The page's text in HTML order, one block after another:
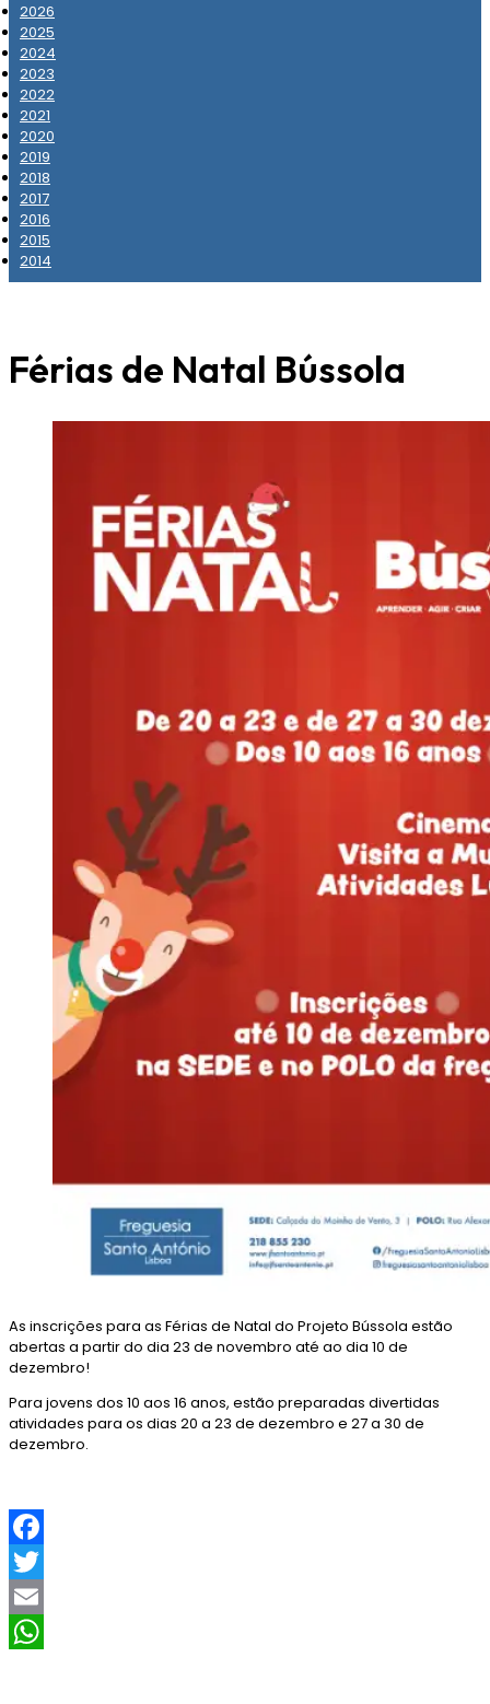
2026
2025
2024
2023
2022
2021
2020
2019
2018
2017
2016
2015
2014
Férias de Natal Bússola
As inscrições para as Férias de Natal do Projeto Bússola estão
abertas a partir do dia 23 de novembro até ao dia 10 de
dezembro!
Para jovens dos 10 aos 16 anos, estão preparadas divertidas
atividades para os dias 20 a 23 de dezembro e 27 a 30 de
dezembro.
F
a
c
T
w
E